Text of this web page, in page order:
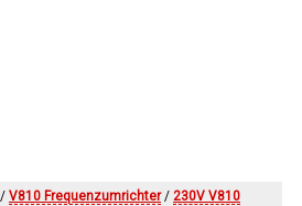
V810 Frequenzumrichter/ 230V V810